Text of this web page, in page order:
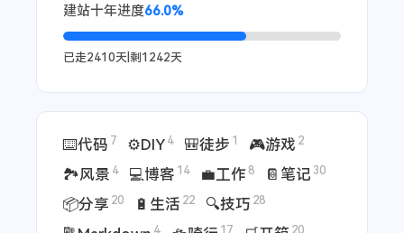
⌨️代码 7 ⚙️DIY 4 🎒徒步 1 🎮游戏 2
🏞️风景 4 💻博客 14 💼工作 8 📔笔记 30
📦分享 20 🔋生活 22 🔍技巧 28
4 17 20
建站十年进度66.0%
已走2410天|剩 1242天